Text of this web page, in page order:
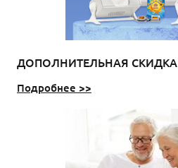
ДОПОЛНИТЕЛЬНАЯ СКИДКА
Подробнее >>